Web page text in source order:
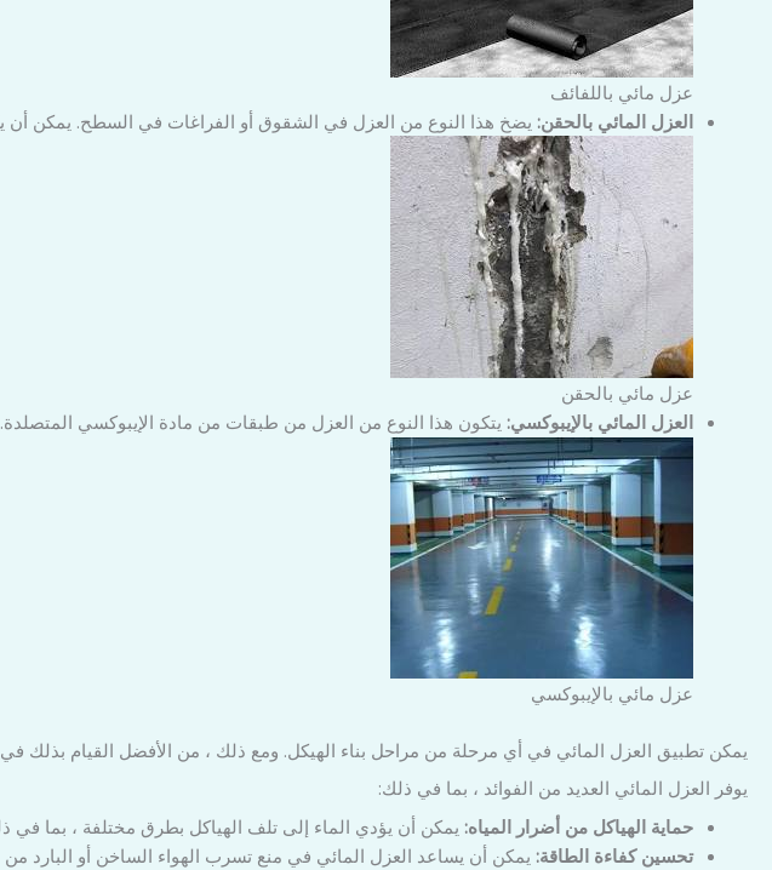
عزل مائي باللفائف
العزل المائي بالحقن: يضخ هذا النوع من العزل في الشقوق أو الفراغات في السطح. يمكن أن
عزل مائي بالحقن
العزل المائي بالإيبوكسي: يتكون هذا النوع من العزل من طبقات من مادة الإيبوكسي
عزل مائي بالإيبوكسي
يمكن تطبيق العزل المائي في أي مرحلة من مراحل بناء الهيكل. ومع ذلك ، من الأفضل القيام بذلك
يوفر العزل المائي العديد من الفوائد ، بما في ذلك:
حماية الهياكل من أضرار المياه: يمكن أن يؤدي الماء إلى تلف الهياكل بطرق مختلفة ، بما في
تحسين كفاءة الطاقة: يمكن أن يساعد العزل المائي في منع تسرب الهواء الساخن أو البارد